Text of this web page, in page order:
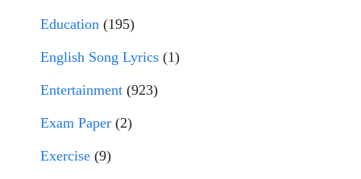
Education (195)
English Song Lyrics (1)
Entertainment (923)
Exam Paper (2)
Exercise (9)